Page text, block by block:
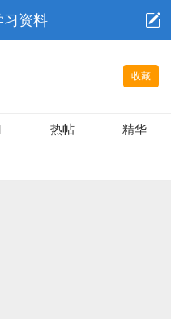
习资料
收藏
热帖 精华